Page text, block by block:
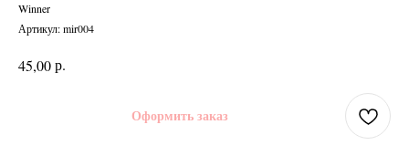
Winner
Артикул:mir004
45,00р.
Оформить заказ